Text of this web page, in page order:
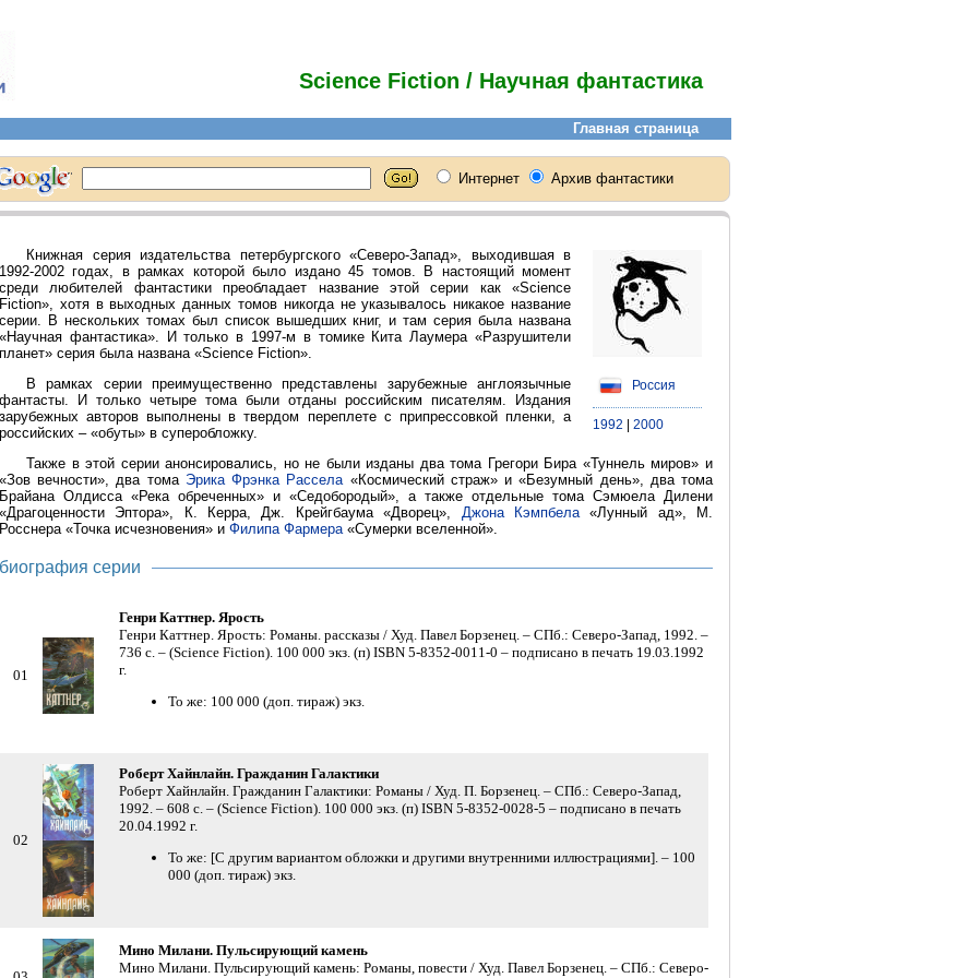
Science Fiction / Научная фантастика
Россия
1992 2000
Книжная серия издательства петербургского «Северо-Запад», выходившая в
1992-2002 годах, в рамках которой было издано 45 томов. В настоящий момент
среди любителей фантастики преобладает название этой серии как «Science
Fiction», хотя в выходных данных томов никогда не указывалось никакое название
серии. В нескольких томах был список вышедших книг, и там серия была названа
«Научная фантастика». И только в 1997-м в томике Кита Лаумера «Разрушители
планет» серия была названа «Science Fiction».
В рамках серии преимущественно представлены зарубежные англоязычные
фантасты. И только четыре тома были отданы российским писателям. Издания
зарубежных авторов выполнены в твердом переплете с припрессовкой пленки, а
российских – «обуты» в суперобложку.
Также в этой серии анонсировались, но не были изданы два тома Грегори Бира «Туннель миров» и
«Зов вечности», два тома Эрика Фрэнка Рассела«Космический страж» и «Безумный день», два тома
Брайана Олдисса «Река обреченных» и «Седобородый», а также отдельные тома Сэмюела Дилени
«Драгоценности Эптора», К. Керра, Дж. Крейгбаума «Дворец», Джона Кэмпбела«Лунный ад», М.
Росснера «Точка исчезновения» и Филипа Фармера«Сумерки вселенной».
биография серии
01
Генри Каттнер. Ярость
Генри Каттнер. Ярость: Романы. рассказы / Худ. Павел Борзенец. – СПб.: Северо-Запад, 1992. –
736 с. – (Science Fiction). 100 000 экз. (п) ISBN 5-8352-0011-0 – подписано в печать 19.03.1992
г.
То же: 100 000 (доп. тираж) экз.
02
Роберт Хайнлайн. Гражданин Галактики
Роберт Хайнлайн. Гражданин Галактики: Романы / Худ. П. Борзенец. – СПб.: Северо-Запад,
1992. – 608 с. – (Science Fiction). 100 000 экз. (п) ISBN 5-8352-0028-5 – подписано в печать
20.04.1992 г.
То же: [С другим вариантом обложки и другими внутренними иллюстрациями]. – 100
000 (доп. тираж) экз.
Мино Милани. Пульсирующий камень
Мино Милани. Пульсирующий камень: Романы, повести / Худ. Павел Борзенец. – СПб.: Северо-